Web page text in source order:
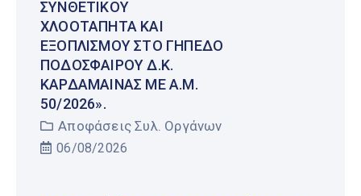
ΣΥΝΘΕΤΙΚΟΎ
ΧΛΟΟΤΆΠΗΤΑ ΚΑΙ
ΕΞΟΠΛΙΣΜΟΎ ΣΤΟ ΓΉΠΕΔΟ
ΠΟΔΟΣΦΑΊΡΟΥ Δ.Κ.
ΚΑΡΔΆΜΑΙΝΑΣ ΜΕ Α.Μ.
50/2026».
Αποφάσεις Συλ. Οργάνων
06/08/2026